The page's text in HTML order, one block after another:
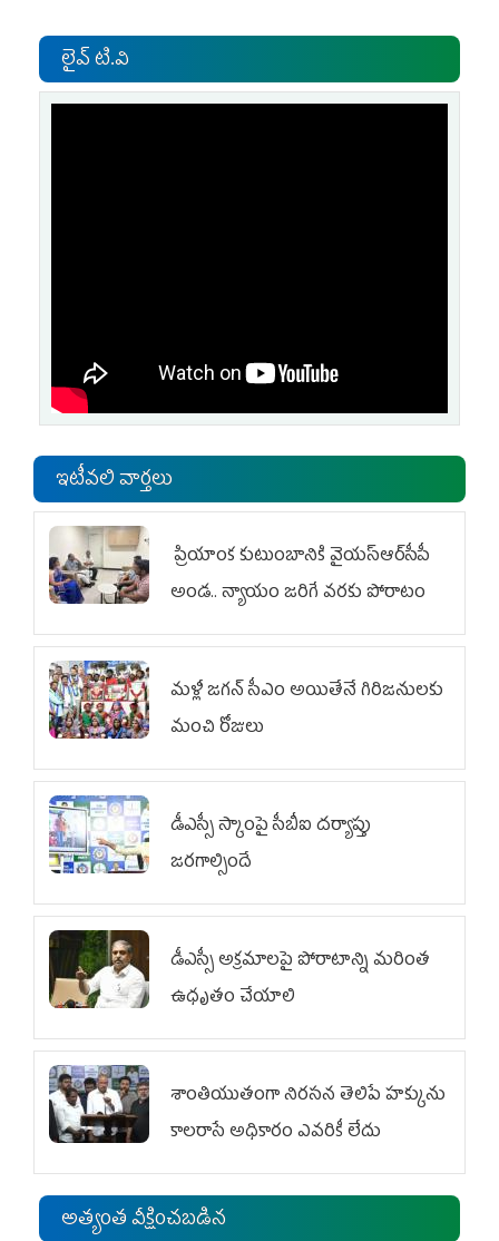
లైవ్ టి.వి
ఇటీవలి వార్తలు
ప్రియాంక కుటుంబానికి వైయ‌స్ఆర్‌సీపీ
అండ.. న్యాయం జరిగే వరకు పోరాటం
మళ్లీ జగన్ సీఎం అయితేనే గిరిజనులకు
మంచి రోజులు
డీఎస్సీ స్కాంపై సీబీఐ దర్యాప్తు
జరగాల్సిందే
డీఎస్సీ అక్రమాలపై పోరాటాన్ని మరింత
ఉధృతం చేయాలి
శాంతియుతంగా నిరసన తెలిపే హక్కును
కాలరాసే అధికారం ఎవరికీ లేదు
అత్యంత వీక్షించబడిన